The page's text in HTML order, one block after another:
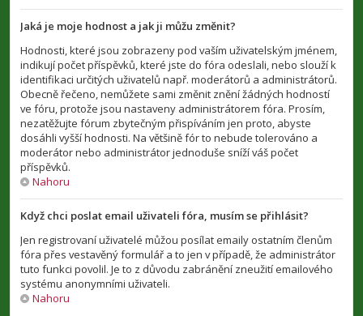
Jaká je moje hodnost a jak ji můžu změnit?
Hodnosti, které jsou zobrazeny pod vaším uživatelským jménem,
indikují počet příspěvků, které jste do fóra odeslali, nebo slouží k
identifikaci určitých uživatelů např. moderátorů a administrátorů.
Obecně řečeno, nemůžete sami změnit znění žádných hodností
ve fóru, protože jsou nastaveny administrátorem fóra. Prosím,
nezatěžujte fórum zbytečným přispíváním jen proto, abyste
dosáhli vyšší hodnosti. Na většině fór to nebude tolerováno a
moderátor nebo administrátor jednoduše sníží váš počet
příspěvků.
Nahoru
Když chci poslat email uživateli fóra, musím se přihlásit?
Jen registrovaní uživatelé můžou posílat emaily ostatním členům
fóra přes vestavěný formulář a to jen v případě, že administrátor
tuto funkci povolil. Je to z důvodu zabránění zneužití emailového
systému anonymními uživateli.
Nahoru